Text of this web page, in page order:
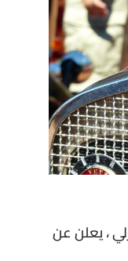
، يعلن عن